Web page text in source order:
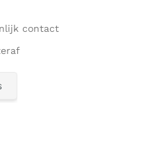
contact